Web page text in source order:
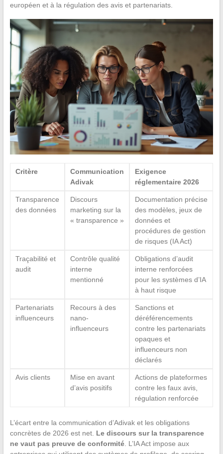
européen et à la régulation des avis et partenariats.
Critère
Communication
Adivak
Exigence
réglementaire 2026
Transparence
des données
Discours
marketing sur la
« transparence »
Documentation précise
des modèles, jeux de
données et
procédures de gestion
de risques (IA Act)
Traçabilité et
audit
Contrôle qualité
interne
mentionné
Obligations d’audit
interne renforcées
pour les systèmes d’IA
à haut risque
Partenariats
influenceurs
Recours à des
nano-
influenceurs
Sanctions et
déréférencements
contre les partenariats
opaques et
influenceurs non
déclarés
Avis clients
Mise en avant
d’avis positifs
Actions de plateformes
contre les faux avis,
régulation renforcée
L’écart entre la communication d’Adivak et les obligations
concrètes de 2026 est net. Le discours sur la transparence
ne vaut pas preuve de conformité. L’IA Act impose aux